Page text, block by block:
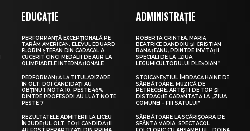
EDUCAȚIE
PERFORMANȚĂ EXCEPȚIONALĂ PE
TĂRÂM AMERICAN. ELEVUL EDUARD
FLORIN ȘTEFAN DIN CARACAL A
CUCERIT CINCI MEDALII DE AUR LA
OLIMPIADELE INTERNAȚIONALE
PERFORMANȚĂ LA TITULARIZARE
ÎN OLT: DOI CANDIDAȚI AU
OBȚINUT NOTA 10. PESTE 46%
DINTRE PROFESORI AU LUAT NOTE
PESTE 7
REZULTATELE ADMITERII LA LICEU
ÎN JUDEȚUL OLT. TOȚI CANDIDAȚII
ADMINISTRAȚIE
ROBERTA CRINTEA, MARIA
BEATRICE BĂNDOIU ȘI CRISTIAN
BĂNĂȚEANU, PRINTRE INVITAȚII
SPECIALI DE LA „ZIUA
LEGUMICULTORULUI PLEȘOIAN”
STOICĂNEȘTIUL ÎMBRACĂ HAINE DE
SĂRBĂTOARE. MUZICĂ DE
PETRECERE, ARTIȘTI DE TOP ȘI
DISTRACȚIE GARANTATĂ LA „ZIUA
COMUNEI – FIII SATULUI”
SĂRBĂTOARE LA SCĂRIȘOARA DE
SFÂNTA MARIA. SPECTACOL